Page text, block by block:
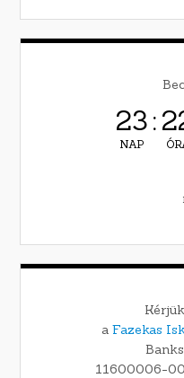
23
NAP
:
a Fazekas
11600006-